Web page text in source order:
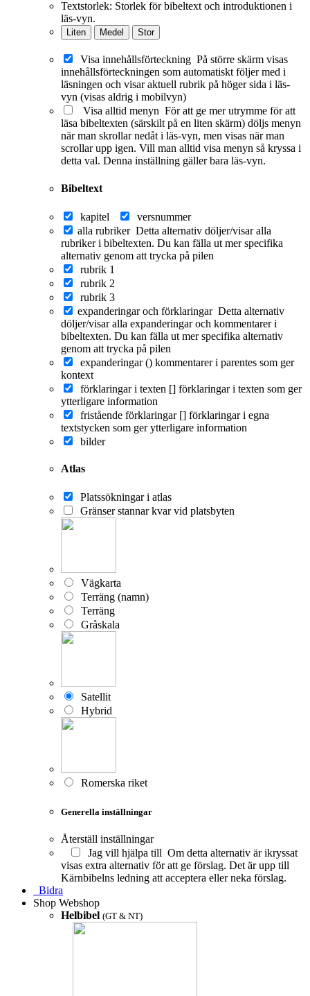
Textstorlek: Storlek för bibeltext och introduktionen i
läs-vyn.
Liten Medel Stor
Visa innehållsförteckning På större skärm visas
innehållsförteckningen som automatiskt följer med i
läsningen och visar aktuell rubrik på höger sida i läs-
vyn (visas aldrig i mobilvyn)
Visa alltid menyn För att ge mer utrymme för att
läsa bibeltexten (särskilt på en liten skärm) döljs menyn
när man skrollar nedåt i läs-vyn, men visas när man
scrollar upp igen. Vill man alltid visa menyn så kryssa i
detta val. Denna inställning gäller bara läs-vyn.
Bibeltext
kapitel
versnummer
alla rubriker Detta alternativ döljer/visar alla
rubriker i bibeltexten. Du kan fälla ut mer specifika
alternativ genom att trycka på pilen
rubrik 1
rubrik 2
rubrik 3
expanderingar och förklaringar Detta alternativ
döljer/visar alla expanderingar och kommentarer i
bibeltexten. Du kan fälla ut mer specifika alternativ
genom att trycka på pilen
expanderingar () kommentarer i parentes som ger
kontext
förklaringar i texten [] förklaringar i texten som ger
ytterligare information
fristående förklaringar [] förklaringar i egna
textstycken som ger ytterligare information
bilder
Atlas
Platssökningar i atlas
Gränser stannar kvar vid platsbyten
Vägkarta
Terräng (namn)
Terräng
Gråskala
Satellit
Hybrid
Romerska riket
Generella inställningar
Återställ inställningar
Jag vill hjälpa till Om detta alternativ är ikryssat
visas extra alternativ för att ge förslag. Det är upp till
Kärnbibelns ledning att acceptera eller neka förslag.
Bidra
Shop Webshop
Helbibel (GT & NT)